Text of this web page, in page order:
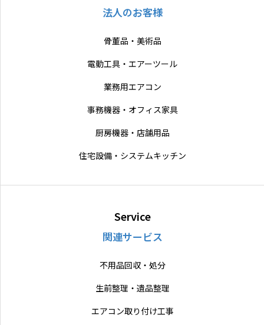
法人のお客様
骨董品・美術品
電動工具・エアーツール
業務用エアコン
事務機器・オフィス家具
厨房機器・店舗用品
住宅設備・システムキッチン
Service
関連サービス
不用品回収・処分
生前整理・遺品整理
エアコン取り付け工事